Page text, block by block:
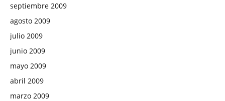
septiembre 2009
agosto 2009
julio 2009
junio 2009
mayo 2009
abril 2009
marzo 2009